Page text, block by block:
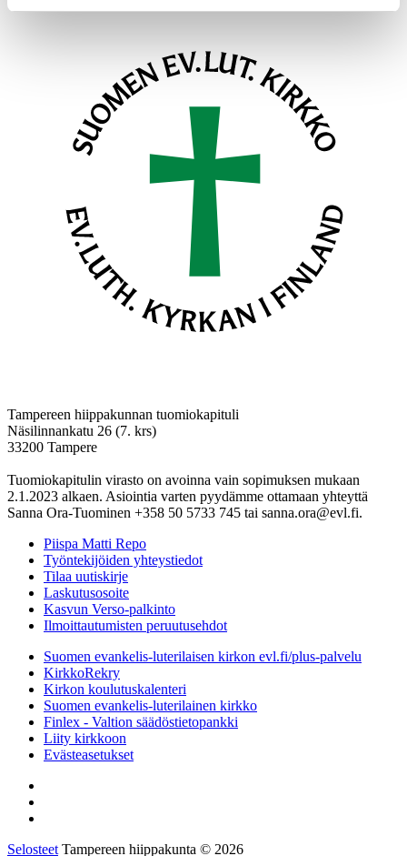
Tampereen hiippakunnan tuomiokapituli
Näsilinnankatu 26 (7. krs)
33200 Tampere
Tuomiokapitulin virasto on avoinna vain sopimuksen mukaan
2.1.2023 alkaen. Asiointia varten pyydämme ottamaan yhteyttä
Sanna Ora-Tuominen +358 50 5733 745 tai sanna.ora@evl.fi.
Piispa Matti Repo
Työntekijöiden yhteystiedot
Tilaa uutiskirje
Laskutusosoite
Kasvun Verso-palkinto
Ilmoittautumisten peruutusehdot
Suomen evankelis-luterilaisen kirkon evl.fi/plus-palvelu
KirkkoRekry
Kirkon koulutuskalenteri
Suomen evankelis-luterilainen kirkko
Finlex - Valtion säädöstietopankki
Liity kirkkoon
Evästeasetukset
Selosteet Tampereen hiippakunta © 2026